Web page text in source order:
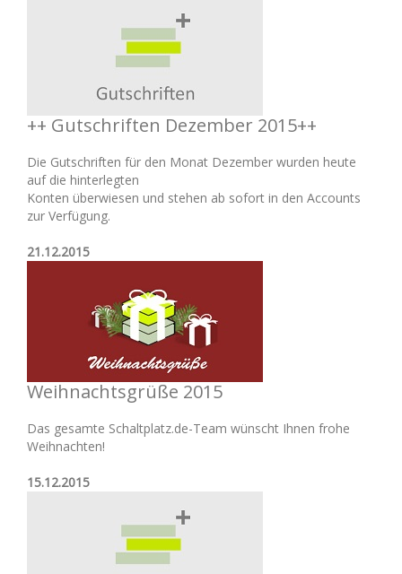
++ Gutschriften Dezember 2015++
Die Gutschriften für den Monat Dezember wurden heute
auf die hinterlegten
Konten überwiesen und stehen ab sofort in den Accounts
zur Verfügung.
21.12.2015
Weihnachtsgrüße 2015
Das gesamte Schaltplatz.de-Team wünscht Ihnen frohe
Weihnachten!
15.12.2015